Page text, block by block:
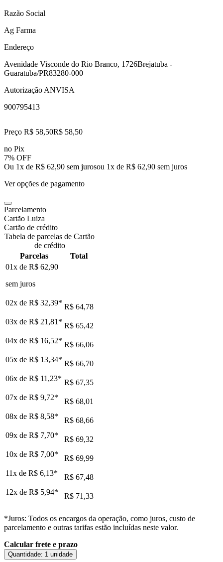
Razão Social
Ag Farma
Endereço
Avenidade Visconde do Rio Branco, 1726Brejatuba -
Guaratuba/PR83280-000
Autorização ANVISA
900795413
Preço R$ 58,50R$ 58,50
no Pix
7% OFF
Ou 1x de R$ 62,90 sem jurosou 1x de R$ 62,90 sem juros
Ver opções de pagamento
Parcelamento
Cartão Luiza
Cartão de crédito
Tabela de parcelas de Cartão
de crédito
Parcelas
Total
01x de R$ 62,90
sem juros
02x de R$ 32,39* R$ 64,78
03x de R$ 21,81 * R$ 65,42
04x de R$ 16,52* R$ 66,06
05x de R$ 13,34* R$ 66,70
06x de R$ 11,23* R$ 67,35
07x de R$ 9,72*
R$ 68,01
08x de R$ 8,58*
R$ 68,66
09x de R$ 7,70*
R$ 69,32
10x de R$ 7,00*
R$ 69,99
11x de R$ 6,13*
R$ 67,48
12x de R$ 5,94* R$ 71,33
*Juros: Todos os encargos da operação, como juros, custo de
parcelamento e outras tarifas estão incluídas neste valor.
Calcular frete e prazo
Quantidade: 1 unidade